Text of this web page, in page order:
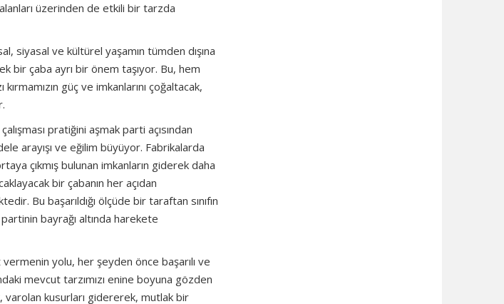
üzerinden de etkili bir tarzda
siyasal ve kültürel yaşamın tümden dışına
bir çaba ayrı bir önem taşıyor. Bu, hem
kırmamızın güç ve imkanlarını çoğaltacak,
pratiğini aşmak parti açısından
arayışı ve eğilim büyüyor. Fabrikalarda
çıkmış bulunan imkanların giderek daha
bir çabanın her açıdan
Bu başarıldığı ölçüde bir taraftan sınıfın
bayrağı altında harekete
vermenin yolu, her şeyden önce başarılı ve
mevcut tarzımızı enine boyuna gözden
kusurları gidererek, mutlak bir